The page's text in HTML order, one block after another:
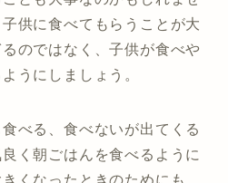
供に食べてもらうことが大
のではなく、子供が食べや
うにしましょう。
べる、食べないが出てくる
く朝ごはんを食べるように